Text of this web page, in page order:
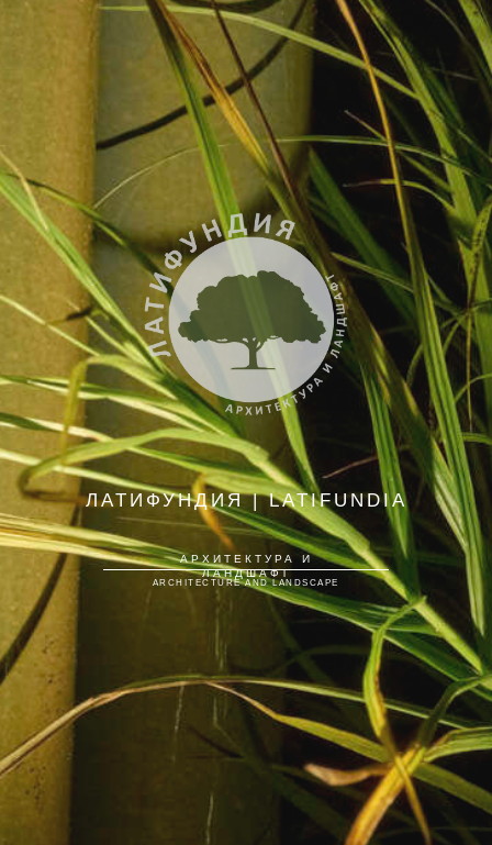
АРХИТЕКТУРА И
ЛАНДШАФТ
ARCHITECTURE AND LANDSCAPE
ЛАТИФУНДИЯ | LATIFUNDIA